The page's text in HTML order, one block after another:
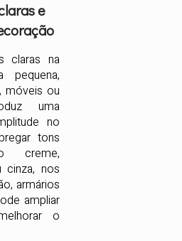
e
claras na
pequena,
móveis ou
uma
no
tons
creme,
cinza, nos
armários
ampliar
o